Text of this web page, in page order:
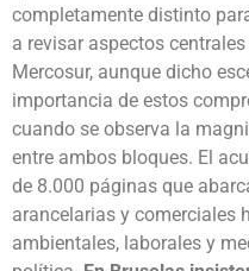
completamente distinto
a revisar aspectos
Mercosur, aunque dicho
importancia de estos
cuando se observa la
entre ambos bloques. El
de 8.000 páginas que
arancelarias y comerciales
ambientales, laborales y